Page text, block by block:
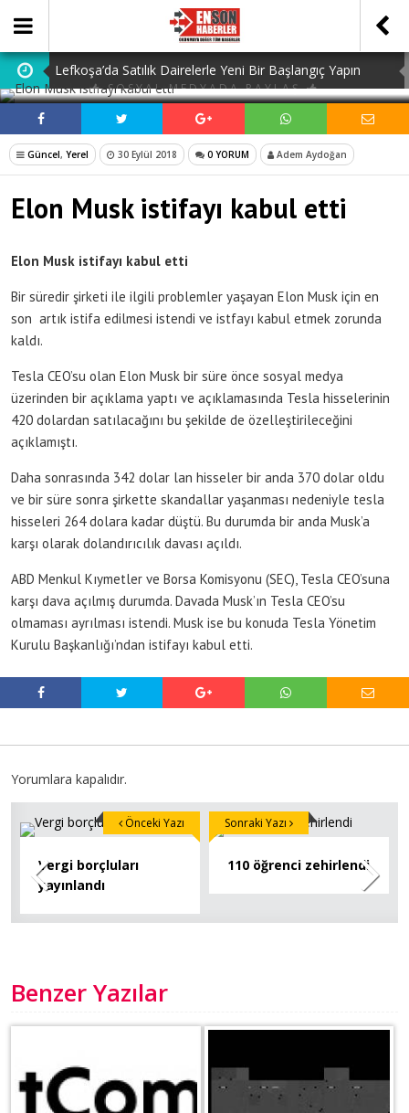
Lefkoşa’da Satılık Dairelerle Yeni Bir Başlangıç Yapın
Dedektiflik: Gizli Bilgilerin Peşindeki Uzmanlık
Dijital Ürün Pasaportu Firmaları: En İyi 10 Şirket
Ucuz Hazır Sistem ile İşletme Maliyetlerinizi Düşürün
Discover the Benefits of Using a Free TDEE Calculator
Today
SOSYAL MEDYADA PAYLAŞ
Güncel, Yerel 30 Eylül 2018 0 YORUM Adem Aydoğan
Elon Musk istifayı kabul etti
Elon Musk istifayı kabul etti
Bir süredir şirketi ile ilgili problemler yaşayan Elon Musk için en
son artık istifa edilmesi istendi ve istfayı kabul etmek zorunda
kaldı.
Tesla CEO’su olan Elon Musk bir süre önce sosyal medya
üzerinden bir açıklama yaptı ve açıklamasında Tesla hisselerinin
420 dolardan satılacağını bu şekilde de özelleştirileceğini
açıklamıştı.
Daha sonrasında 342 dolar lan hisseler bir anda 370 dolar oldu
ve bir süre sonra şirkette skandallar yaşanması nedeniyle tesla
hisseleri 264 dolara kadar düştü. Bu durumda bir anda Musk’a
karşı olarak dolandırıcılık davası açıldı.
ABD Menkul Kıymetler ve Borsa Komisyonu (SEC), Tesla CEO’suna
karşı dava açılmış durumda. Davada Musk’ın Tesla CEO’su
olmaması ayrılması istendi. Musk ise bu konuda Tesla Yönetim
Kurulu Başkanlığı’ndan istifayı kabul etti.
Yorumlara kapalıdır.
Vergi borçluları
yayınlandı
Önceki Yazı
110 öğrenci zehirlendi
Sonraki Yazı
Benzer Yazılar